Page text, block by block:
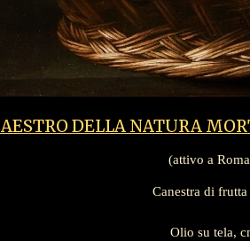
DELLA NATURA
(attivo a
Canestra di
Olio su tela,